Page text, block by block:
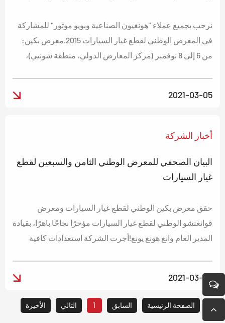
نرحب بجميع عملاء "هونغيون الصناعية وبويو موتور" للمشاركة
في المعرض الوطني لقطع غيار السيارات 2015.معرض بكين:
من 6 إلى 8 نوفمبر (مركز المعارض الدولي، منطقة شونيي)،
2021-03-05
أخبار الشركة
البيان الصحفي للمعرض الوطني الثامن والسبعين لقطع
غيار السيارات
حقق معرض بكين الوطني لقطع غيار السيارات ومعرض
قوانغتشو الوطني لقطع غيار السيارات مؤخرًا نجاحًا باهرًا، بقيادة
المدير العام وانغ هونغ يونغ!أجرت الشركة استعدادات كافية
2021-03-05
الصفحة الرئيسية السابق 1 التالي الأخيرة